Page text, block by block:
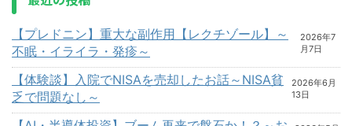
【プレドニン】重大な副作用【レクチゾール】～
不眠・イライラ・発疹～
2026年7
月7日
【体験談】入院でNISAを売却したお話～NISA貧
乏で問題なし～
2026年6月
13日